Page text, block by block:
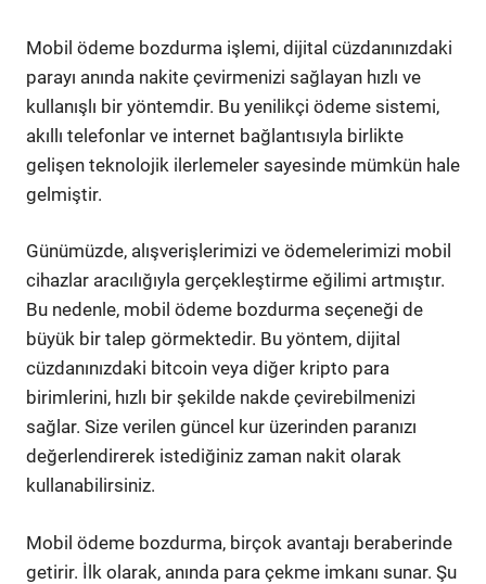
Mobil ödeme bozdurma işlemi, dijital cüzdanınızdaki
parayı anında nakite çevirmenizi sağlayan hızlı ve
kullanışlı bir yöntemdir. Bu yenilikçi ödeme sistemi,
akıllı telefonlar ve internet bağlantısıyla birlikte
gelişen teknolojik ilerlemeler sayesinde mümkün hale
gelmiştir.
Günümüzde, alışverişlerimizi ve ödemelerimizi mobil
cihazlar aracılığıyla gerçekleştirme eğilimi artmıştır.
Bu nedenle, mobil ödeme bozdurma seçeneği de
büyük bir talep görmektedir. Bu yöntem, dijital
cüzdanınızdaki bitcoin veya diğer kripto para
birimlerini, hızlı bir şekilde nakde çevirebilmenizi
sağlar. Size verilen güncel kur üzerinden paranızı
değerlendirerek istediğiniz zaman nakit olarak
kullanabilirsiniz.
Mobil ödeme bozdurma, birçok avantajı beraberinde
getirir. İlk olarak, anında para çekme imkanı sunar. Şu